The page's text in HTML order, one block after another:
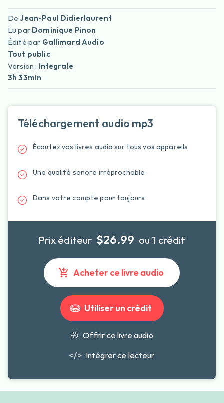
DeJean-Paul Didierlaurent
Lu par Dominique Pinon
Édité par Gallimard Audio
Tout public
Version : Integrale
3h 33min
Téléchargement audio mp3
Écoutez vos livres audio sur tous vos appareils
Une qualité sonore irréprochable
Dans votre compte pour toujours
Prix éditeur $26.99 ou 1 crédit
Acheter ce livre audio
Utiliser un crédit
🎁 Offrir ce livre audio
</> Intégrer ce lecteur